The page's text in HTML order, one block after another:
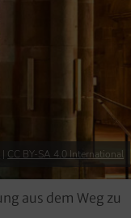
| CC BY-SA 4.0 International
aus dem Weg zu